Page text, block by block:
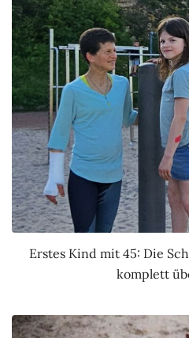
Erstes Kind mit 45: Die
komplett